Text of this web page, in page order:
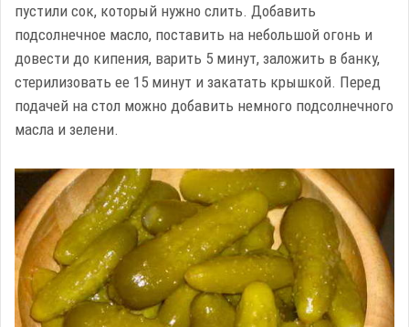
пустили сок, который нужно слить. Добавить
подсолнечное масло, поставить на небольшой огонь и
довести до кипения, варить 5 минут, заложить в банку,
стерилизовать ее 15 минут и закатать крышкой. Перед
подачей на стол можно добавить немного подсолнечного
масла и зелени.